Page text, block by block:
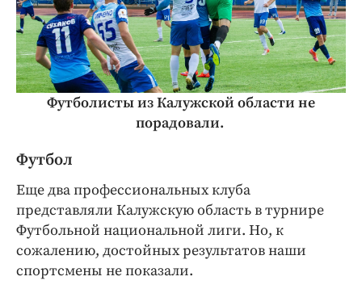
Футболисты из Калужской области не
порадовали.
Футбол
Еще два профессиональных клуба
представляли Калужскую область в турнире
Футбольной национальной лиги. Но, к
сожалению, достойных результатов наши
спортсмены не показали.